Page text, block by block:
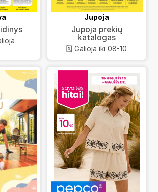
Jupoja
Jupoja prekių
katalogas
🗓️ Galioja iki 08-10